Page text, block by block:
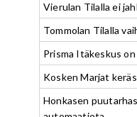
Vierulan Tilalla ei
Tommolan Tilalla
Prisma Itäkeskus
Kosken Marjat
Honkasen